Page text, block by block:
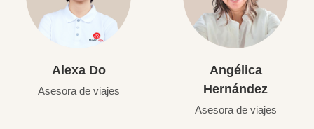
Alexa Do
Asesora de viajes
Angélica
Hernández
Asesora de viajes